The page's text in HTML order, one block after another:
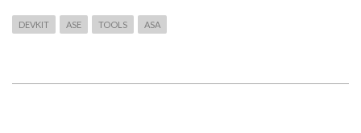
DEVKIT ASE TOOLS ASA